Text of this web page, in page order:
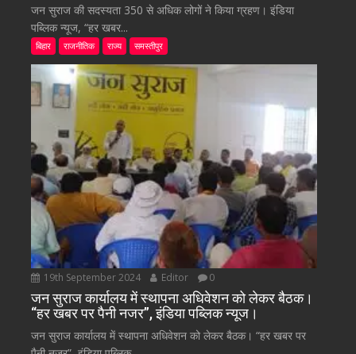
जन सुराज की सदस्यता 350 से अधिक लोगों ने किया ग्रहण। इंडिया
पब्लिक न्यूज, “हर खबर...
बिहार राजनीतिक राज्य समस्तीपुर
19th September 2024 Editor 0
जन सुराज कार्यालय में स्थापना अधिवेशन को लेकर बैठक।
“हर खबर पर पैनी नजर”, इंडिया पब्लिक न्यूज।
जन सुराज कार्यालय में स्थापना अधिवेशन को लेकर बैठक। “हर खबर पर